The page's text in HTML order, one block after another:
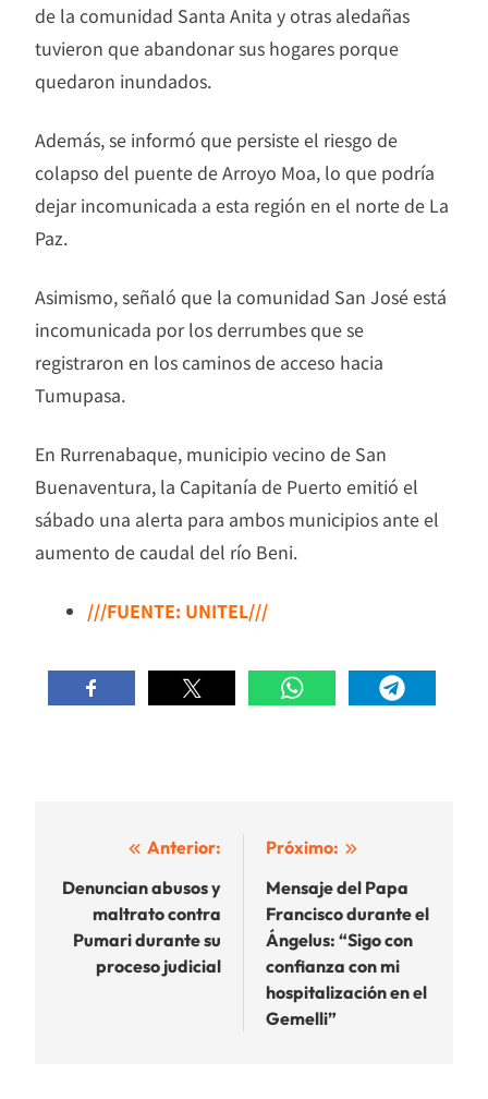
de la comunidad Santa Anita y otras aledañas
tuvieron que abandonar sus hogares porque
quedaron inundados.
Además, se informó que persiste el riesgo de
colapso del puente de Arroyo Moa, lo que podría
dejar incomunicada a esta región en el norte de La
Paz.
Asimismo, señaló que la comunidad San José está
incomunicada por los derrumbes que se
registraron en los caminos de acceso hacia
Tumupasa.
En Rurrenabaque, municipio vecino de San
Buenaventura, la Capitanía de Puerto emitió el
sábado una alerta para ambos municipios ante el
aumento de caudal del río Beni.
///FUENTE: UNITEL///
Navegación
de
entradas
Anterior:
Denuncian abusos y
maltrato contra
Pumari durante su
proceso judicial
Próximo:
Mensaje del Papa
Francisco durante el
Ángelus: “Sigo con
confianza con mi
hospitalización en el
Gemelli”